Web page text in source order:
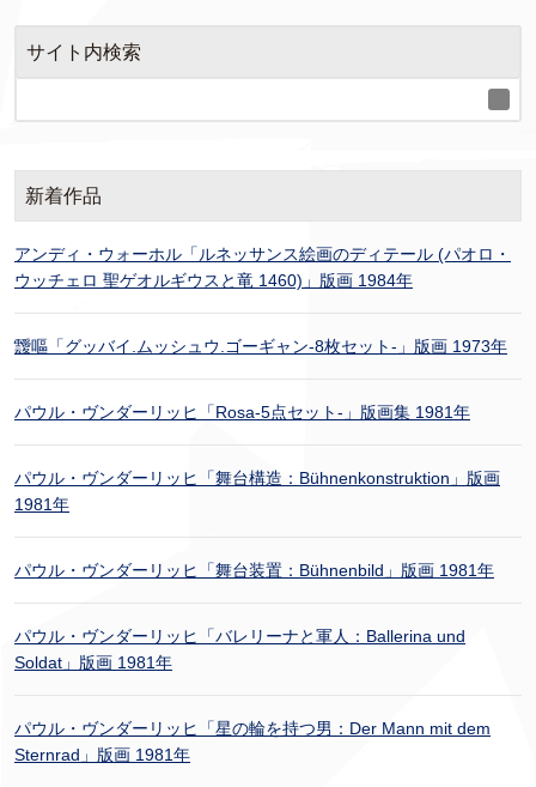
サイト内検索
新着作品
アンディ・ウォーホル「ルネッサンス絵画のディテール (パオロ・
ウッチェロ 聖ゲオルギウスと竜 1460)」版画 1984年
靉嘔「グッバイ.ムッシュウ.ゴーギャン-8枚セット-」版画 1973年
パウル・ヴンダーリッヒ「Rosa-5点セット-」版画集 1981年
パウル・ヴンダーリッヒ「舞台構造：Bühnenkonstruktion」版画
1981年
パウル・ヴンダーリッヒ「舞台装置：Bühnenbild」版画 1981年
パウル・ヴンダーリッヒ「バレリーナと軍人：Ballerina und
Soldat」版画 1981年
パウル・ヴンダーリッヒ「星の輪を持つ男：Der Mann mit dem
Sternrad」版画 1981年